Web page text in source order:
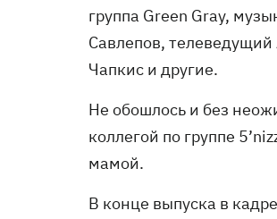
группа Green Gray,
Савлепов, телеведущий
Чапкис и другие.
Не обошлось и без
коллегой по группе
мамой.
В конце выпуска в